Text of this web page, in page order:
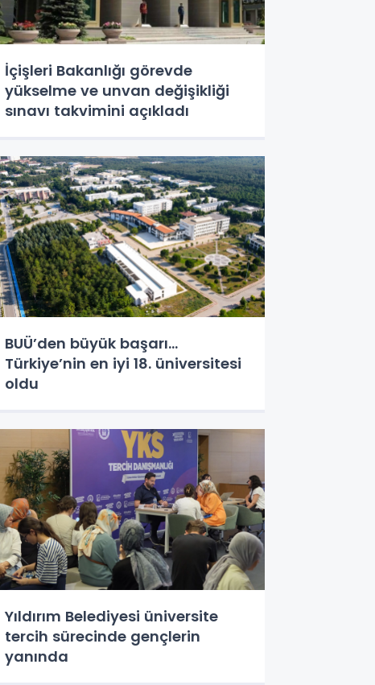
İçişleri Bakanlığı görevde
yükselme ve unvan değişikliği
sınavı takvimini açıkladı
BUÜ’den büyük başarı...
Türkiye’nin en iyi 18. üniversitesi
oldu
Yıldırım Belediyesi üniversite
tercih sürecinde gençlerin
yanında